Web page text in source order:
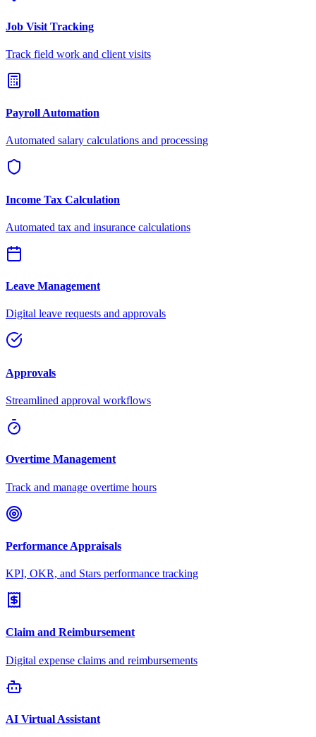
Job Visit Tracking
Track field work and client visits
Payroll Automation
Automated salary calculations and processing
Income Tax Calculation
Automated tax and insurance calculations
Leave Management
Digital leave requests and approvals
Approvals
Streamlined approval workflows
Overtime Management
Track and manage overtime hours
Performance Appraisals
KPI, OKR, and Stars performance tracking
Claim and Reimbursement
Digital expense claims and reimbursements
AI Virtual Assistant